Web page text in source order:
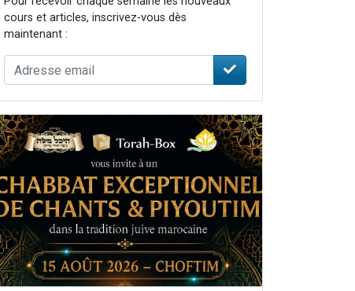
cours et articles, inscrivez-vous dès
maintenant :